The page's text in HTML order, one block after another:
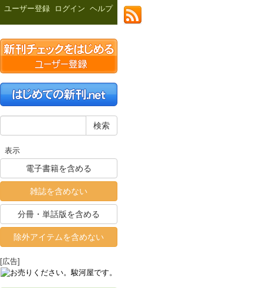
ユーザー登録 ログイン ヘルプ
表示
電子書籍を含める
雑誌を含めない
分冊・単話版を含める
除外アイテムを含めない
[広告]